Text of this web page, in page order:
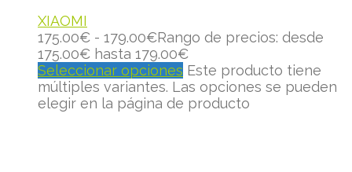
XIAOMI
175.00€ - 179.00€Rango de precios: desde
175.00€ hasta 179.00€
Seleccionar opciones Este producto tiene
múltiples variantes. Las opciones se pueden
elegir en la página de producto